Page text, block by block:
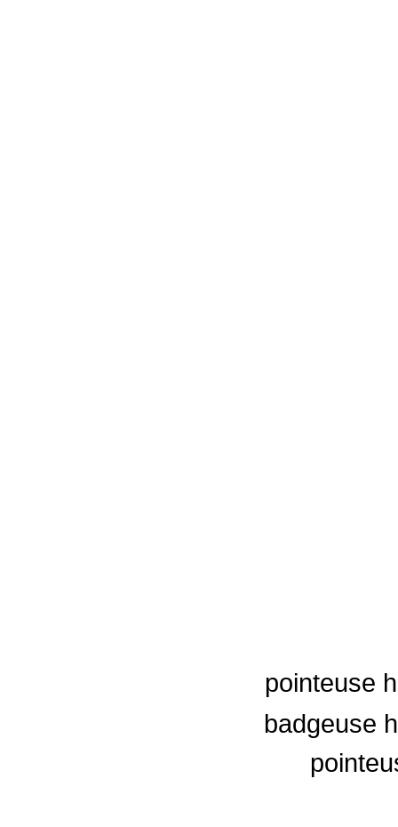
pointeuse
badgeuse